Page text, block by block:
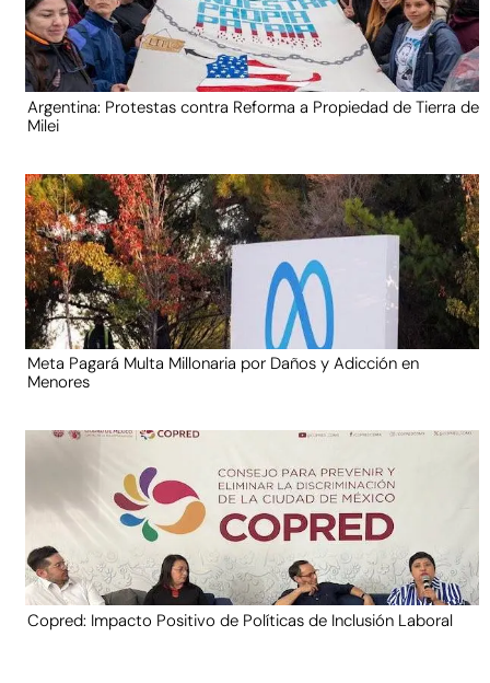
Argentina: Protestas contra Reforma a Propiedad de Tierra de
Milei
Meta Pagará Multa Millonaria por Daños y Adicción en
Menores
Copred: Impacto Positivo de Políticas de Inclusión Laboral